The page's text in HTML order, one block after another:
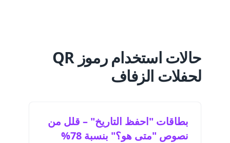
حالات استخدام رموز QR
لحفلات الزفاف
بطاقات "احفظ التاريخ" – قلل من
نصوص "متى هو؟" بنسبة 78%